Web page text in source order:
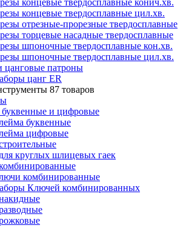
концевые твердосплавные конич.хв.
концевые твердосплавные цил.хв.
отрезные-прорезные твердосплавные
торцевые насадные твердосплавные
шпоночные твердосплавные кон.хв.
шпоночные твердосплавные цил.хв.
цанговые патроны
цанг ER
87 товаров
и цифровые
буквенные
цифровые
круглых шлицевых гаек
комбинированные
Ключей комбинированных